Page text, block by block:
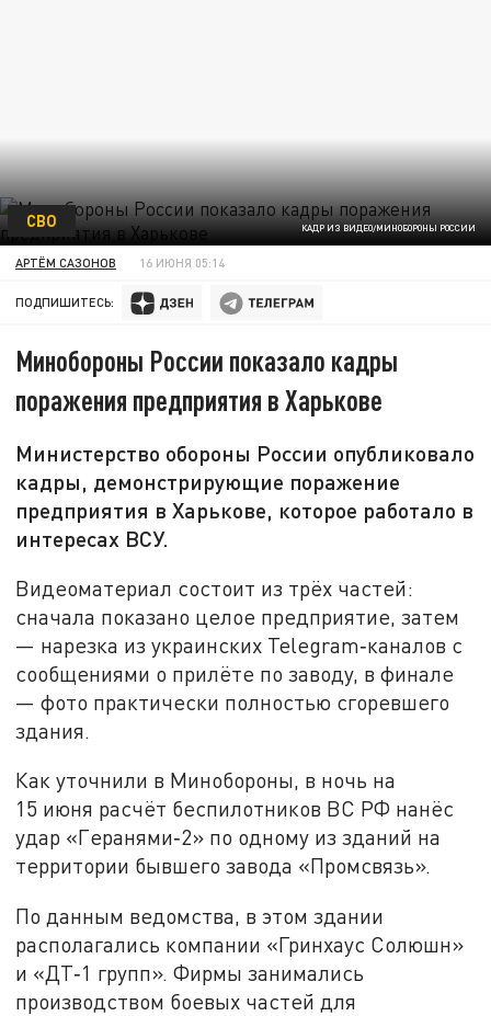
КАДР ИЗ ВИДЕО/МИНОБОРОНЫ РОССИИ
СВО
АРТЁМ САЗОНОВ 16 ИЮНЯ 05:14
ПОДПИШИТЕСЬ:
Минобороны России показало кадры
поражения предприятия в Харькове
Министерство обороны России опубликовало
кадры, демонстрирующие поражение
предприятия в Харькове, которое работало в
интересах ВСУ.
Видеоматериал состоит из трёх частей:
сначала показано целое предприятие, затем
— нарезка из украинских Telegram‑каналов с
сообщениями о прилёте по заводу, в финале
— фото практически полностью сгоревшего
здания.
Как уточнили в Минобороны, в ночь на
15 июня расчёт беспилотников ВС РФ нанёс
удар «Геранями‑2» по одному из зданий на
территории бывшего завода «Промсвязь».
По данным ведомства, в этом здании
располагались компании «Гринхаус Солюшн»
и «ДТ‑1 групп». Фирмы занимались
производством боевых частей для